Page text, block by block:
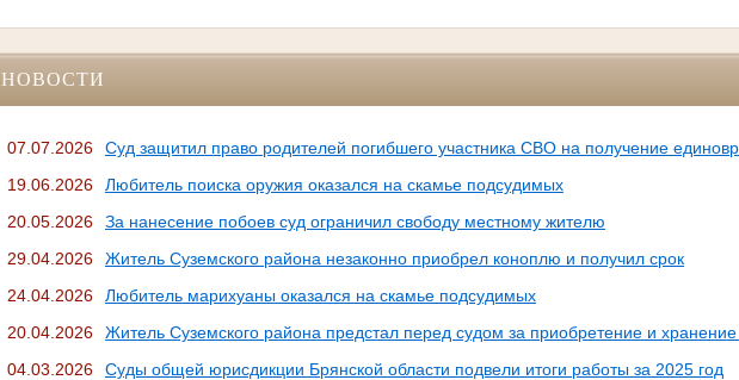
НОВОСТИ
07.07.2026
Суд защитил право родителей погибшего участника СВО на получение
19.06.2026
Любитель поиска оружия оказался на скамье подсудимых
20.05.2026
За нанесение побоев суд ограничил свободу местному жителю
29.04.2026
Житель Суземского района незаконно приобрел коноплю и получил срок
24.04.2026
Любитель марихуаны оказался на скамье подсудимых
20.04.2026
Житель Суземского района предстал перед судом за приобретение и
04.03.2026
Суды общей юрисдикции Брянской области подвели итоги работы за 2025 год